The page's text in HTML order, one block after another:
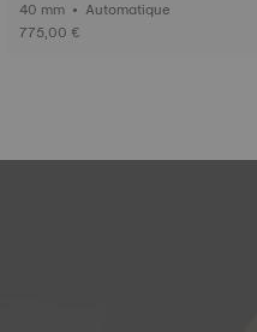
40 mm • Automatique
775,00 €